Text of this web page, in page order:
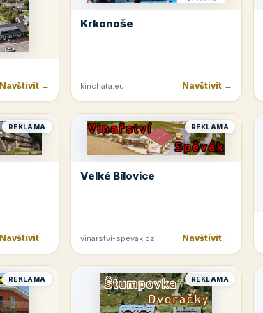
→
Krkonoše
kinchata.eu Navštívit →
REKLAMA
→
REKLAMA
Velké Bílovice
vinarstvi-spevak.cz Navštívit →
REKLAMA REKLAMA